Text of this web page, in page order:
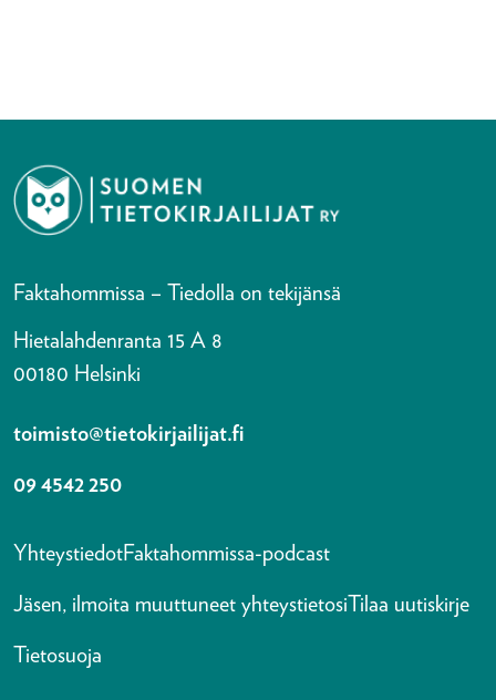
Faktahommissa – Tiedolla on tekijänsä
Hietalahdenranta 15 A 8
00180 Helsinki
toimisto@tietokirjailijat.fi
09 4542 250
YhteystiedotFaktahommissa-podcast
Jäsen, ilmoita muuttuneet yhteystietosi Tilaa uutiskirje
Tietosuoja